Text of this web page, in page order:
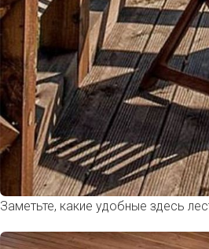
Заметьте, какие удобные здесь